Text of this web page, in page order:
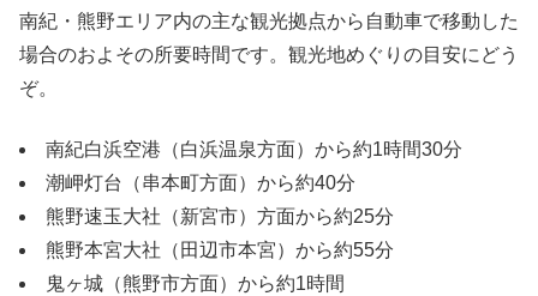
南紀・熊野エリア内の主な観光拠点から自動車で移動した
場合のおよその所要時間です。観光地めぐりの目安にどう
ぞ。
南紀白浜空港（白浜温泉方面）から約1時間30分
潮岬灯台（串本町方面）から約40分
熊野速玉大社（新宮市）方面から約25分
熊野本宮大社（田辺市本宮）から約55分
鬼ヶ城（熊野市方面）から約1時間